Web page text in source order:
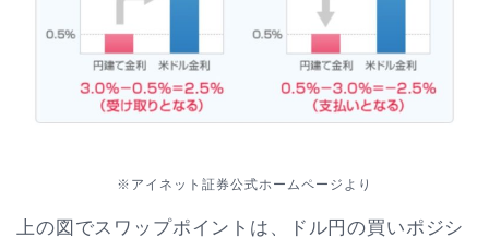
※アイネット証券公式ホームページより
上の図でスワップポイントは、ドル円の買いポジシ